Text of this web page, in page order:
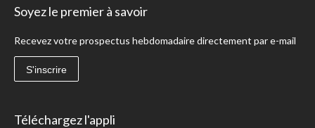
Soyez le premier à savoir
Recevez votre prospectus hebdomadaire directement par e-mail
S'inscrire
Téléchargez l'appli